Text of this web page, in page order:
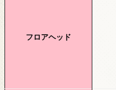
フロアヘッド